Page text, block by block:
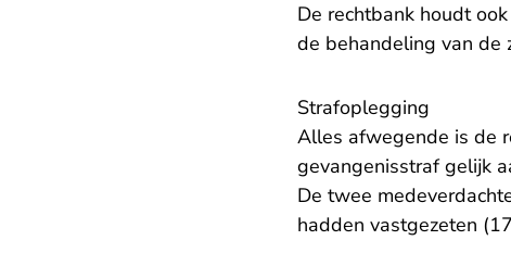
De rechtbank houdt
de behandeling van de
Strafoplegging
Alles afwegende is de
gevangenisstraf gelijk
De twee
hadden vastgezeten